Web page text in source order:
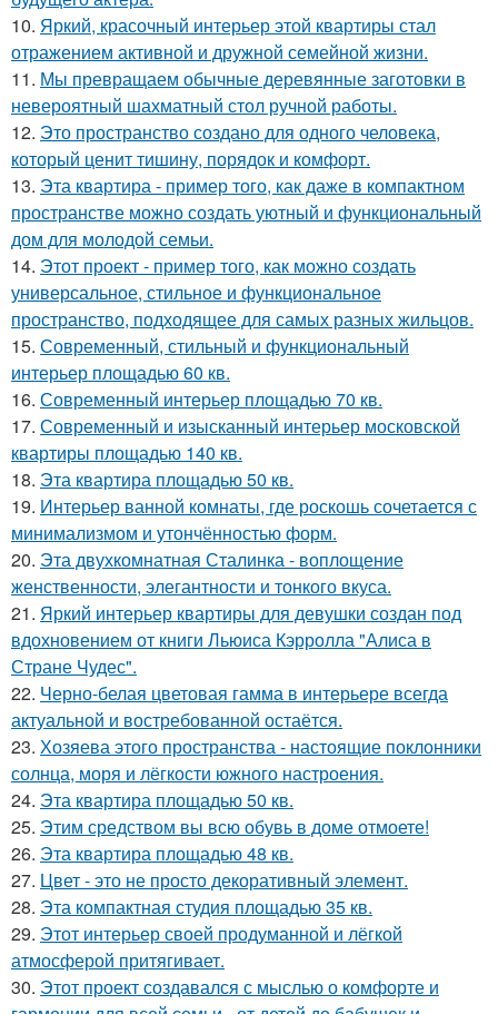
10. Яркий, красочный интерьер этой квартиры стал
отражением активной и дружной семейной жизни.
11. Мы превращаем обычные деревянные заготовки в
невероятный шахматный стол ручной работы.
12. Это пространство создано для одного человека,
который ценит тишину, порядок и комфорт.
13. Эта квартира - пример того, как даже в компактном
пространстве можно создать уютный и функциональный
дом для молодой семьи.
14. Этот проект - пример того, как можно создать
универсальное, стильное и функциональное
пространство, подходящее для самых разных жильцов.
15. Современный, стильный и функциональный
интерьер площадью 60 кв.
16. Современный интерьер площадью 70 кв.
17. Современный и изысканный интерьер московской
квартиры площадью 140 кв.
18. Эта квартира площадью 50 кв.
19. Интерьер ванной комнаты, где роскошь сочетается с
минимализмом и утончённостью форм.
20. Эта двухкомнатная Сталинка - воплощение
женственности, элегантности и тонкого вкуса.
21. Яркий интерьер квартиры для девушки создан под
вдохновением от книги Льюиса Кэрролла "Алиса в
Стране Чудес".
22. Черно-белая цветовая гамма в интерьере всегда
актуальной и востребованной остаётся.
23. Хозяева этого пространства - настоящие поклонники
солнца, моря и лёгкости южного настроения.
24. Эта квартира площадью 50 кв.
25. Этим средством вы всю обувь в доме отмоете!
26. Эта квартира площадью 48 кв.
27. Цвет - это не просто декоративный элемент.
28. Эта компактная студия площадью 35 кв.
29. Этот интерьер своей продуманной и лёгкой
атмосферой притягивает.
30. Этот проект создавался с мыслью о комфорте и